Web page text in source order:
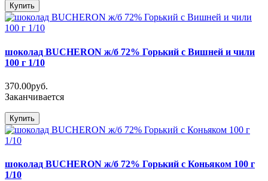
Купить
шоколад BUCHERON ж/б 72% Горький с Вишней и чили
100 г 1/10
370.00руб.
Заканчивается
Купить
шоколад BUCHERON ж/б 72% Горький с Коньяком 100 г
1/10